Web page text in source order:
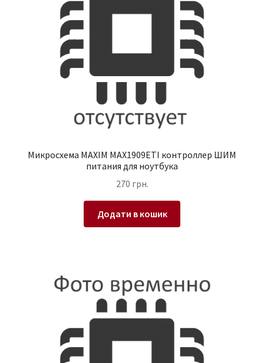
Микросхема MAXIM MAX1909ETI контроллер ШИМ
питания для ноутбука
270 грн.
Додати в кошик